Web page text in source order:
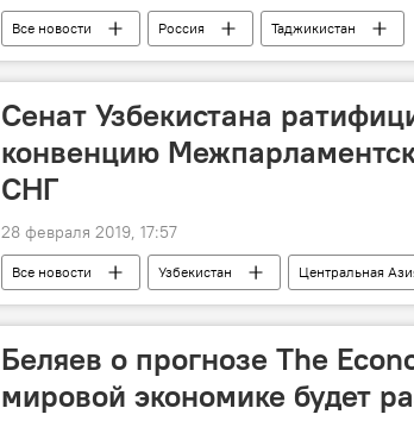
Все новости Россия Таджикистан
Сенат Узбекистана
конвенцию
СНГ
28 февраля 2019, 17:57
Все новости Узбекистан Центральная
Беляев о прогнозе The
мировой экономике будет